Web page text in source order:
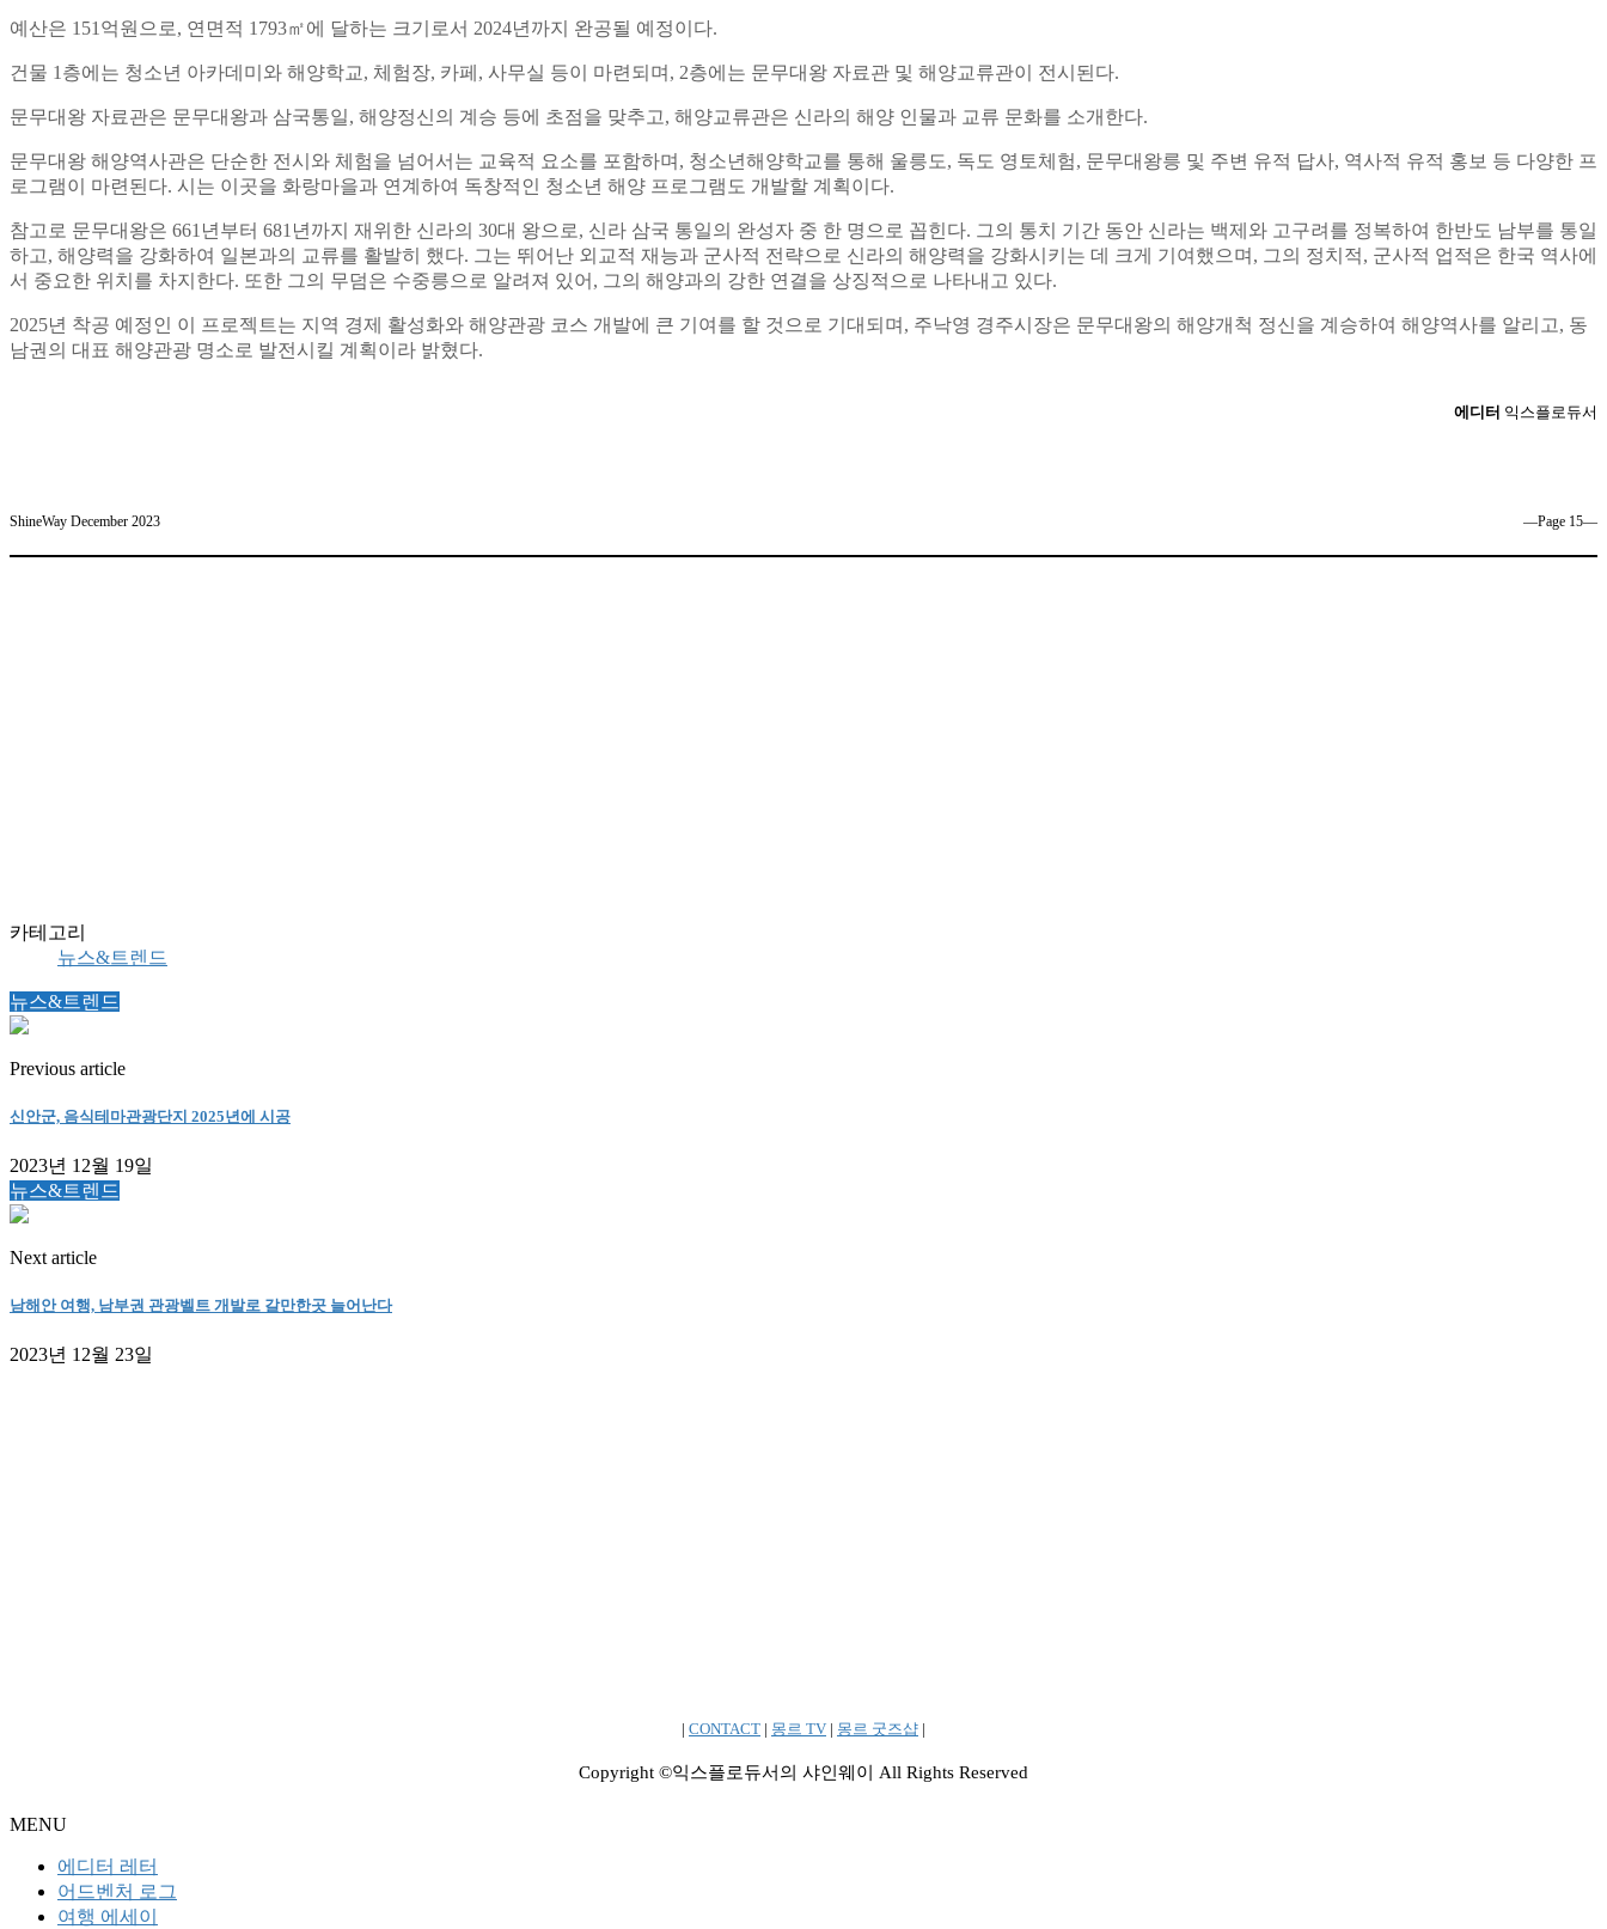
예산은 151억원으로, 연면적 1793㎡에 달하는 크기로서 2024년까지 완공될 예정이다.
건물 1층에는 청소년 아카데미와 해양학교, 체험장, 카페, 사무실 등이 마련되며, 2층에는 문무대왕 자료관 및 해양교류관이 전시된다.
문무대왕 자료관은 문무대왕과 삼국통일, 해양정신의 계승 등에 초점을 맞추고, 해양교류관은 신라의 해양 인물과 교류 문화를 소개한다.
문무대왕 해양역사관은 단순한 전시와 체험을 넘어서는 교육적 요소를 포함하며, 청소년해양학교를 통해 울릉도, 독도 영토체험, 문무대왕릉 및 주변 유적 답사, 역사적 유적 홍보 등 다양한 프
로그램이 마련된다. 시는 이곳을 화랑마을과 연계하여 독창적인 청소년 해양 프로그램도 개발할 계획이다.
참고로 문무대왕은 661년부터 681년까지 재위한 신라의 30대 왕으로, 신라 삼국 통일의 완성자 중 한 명으로 꼽힌다. 그의 통치 기간 동안 신라는 백제와 고구려를 정복하여 한반도 남부를 통일
하고, 해양력을 강화하여 일본과의 교류를 활발히 했다. 그는 뛰어난 외교적 재능과 군사적 전략으로 신라의 해양력을 강화시키는 데 크게 기여했으며, 그의 정치적, 군사적 업적은 한국 역사에
서 중요한 위치를 차지한다. 또한 그의 무덤은 수중릉으로 알려져 있어, 그의 해양과의 강한 연결을 상징적으로 나타내고 있다.
2025년 착공 예정인 이 프로젝트는 지역 경제 활성화와 해양관광 코스 개발에 큰 기여를 할 것으로 기대되며, 주낙영 경주시장은 문무대왕의 해양개척 정신을 계승하여 해양역사를 알리고, 동
남권의 대표 해양관광 명소로 발전시킬 계획이라 밝혔다.
에디터 익스플로듀서
ShineWay December 2023 ―Page 15―
카테고리
뉴스&트렌드
뉴스&트렌드
Previous article
신안군, 음식테마관광단지 2025년에 시공
2023년 12월 19일
뉴스&트렌드
Next article
남해안 여행, 남부권 관광벨트 개발로 갈만한곳 늘어난다
2023년 12월 23일
| CONTACT | 몽르 TV | 몽르 굿즈샵 |
Copyright ©익스플로듀서의 샤인웨이 All Rights Reserved
MENU
에디터 레터
어드벤처 로그
여행 에세이